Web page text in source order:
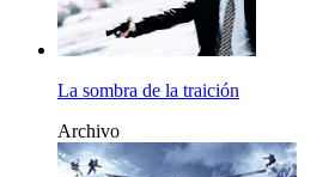
La sombra de la traición
Archivo